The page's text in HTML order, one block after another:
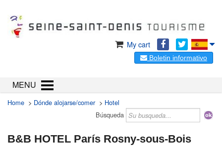
My cart
Boletin informativo
MENU
Home > Dónde alojarse/comer> Hotel
Búsqueda
B&B HOTEL París Rosny-sous-Bois